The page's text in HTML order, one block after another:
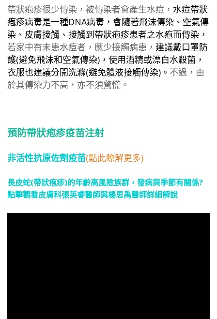
帶狀疱疹很少傳染，被傳染者會產生水痘， 水痘帶狀
疱疹病毒是一種DNA病毒 ，會隨著飛沫傳染、空氣傳
染、皮膚接觸、接觸到帶狀疱疹患者之水疱而傳染，
若家中有未患水痘者，應少接觸病患， 建議戴口罩防
護(避免飛沫和空氣傳染) ，使用酒精或漂白水殺菌，
衣服也建議分開洗滌(避免體液接觸傳染)。 不過，由
於其傳染力不高，亦不須驚慌。
預防帶狀疱疹疫苗注射
非活性抗原佐劑疫苗(點此瞭解更多)
長皮蛇(帶狀疱疹)的年齡高風險族群，發病與季節有關係?
點擊觀看皮膚科張英睿醫師與楊思禹醫師詳細解說